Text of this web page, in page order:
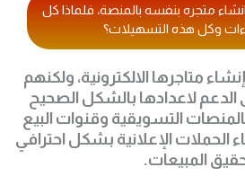
متجره بنفسه بالمنصة، فلماذا كل
وكل هذه التسهيلات؟
متاجرها الالكترونية، ولكنهم
لاعدادها بالشكل الصحيح
التسويقية وقنوات البيع
الحملات الإعلانية بشكل احترافي
المبيعات.